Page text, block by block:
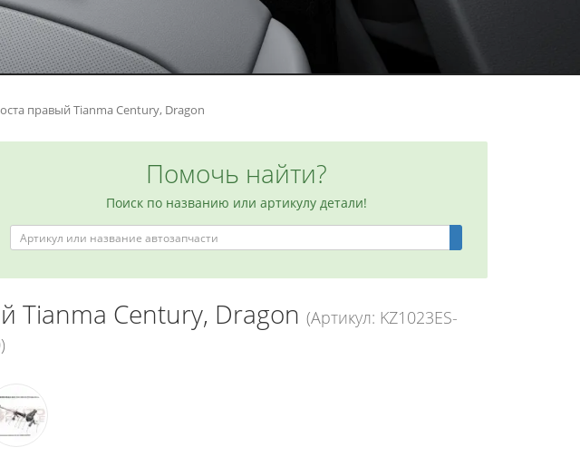
правый Tianma Century, Dragon
Помочь найти?
Поиск по названию или артикулу детали!
Tianma Century, Dragon (Артикул: KZ1023ES-